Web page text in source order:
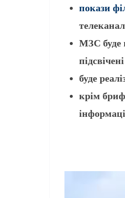
покази
МЗС буде
буде
крім